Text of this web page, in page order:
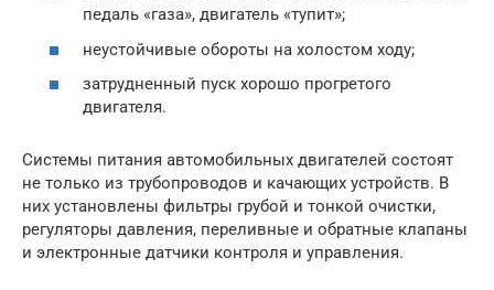
педаль «газа», двигатель «тупит»;
неустойчивые обороты на холостом ходу;
затрудненный пуск хорошо прогретого
двигателя.
Системы питания автомобильных двигателей состоят
не только из трубопроводов и качающих устройств. В
них установлены фильтры грубой и тонкой очистки,
регуляторы давления, переливные и обратные клапаны
и электронные датчики контроля и управления.